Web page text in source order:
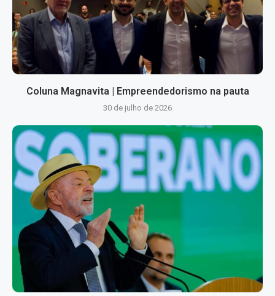
Coluna Magnavita | Empreendedorismo na pauta
30 de julho de 2026